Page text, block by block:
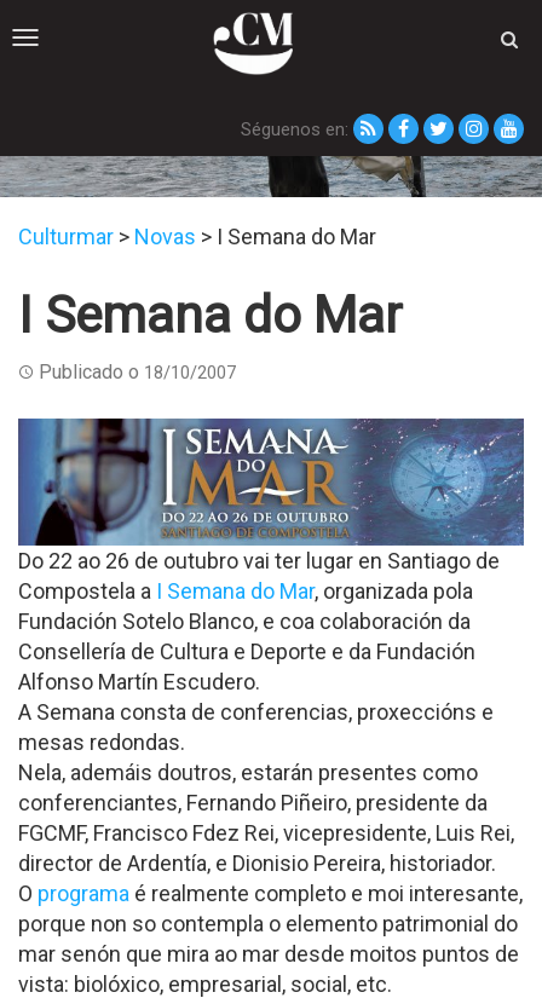
Toggle
Séguenos en:
Novas
Culturmar > Novas > I Semana do Mar
I Semana do Mar
Publicado o 18/10/2007
Do 22 ao 26 de outubro vai ter lugar en Santiago de
Compostela a I Semana do Mar, organizada pola
Fundación Sotelo Blanco, e coa colaboración da
Consellería de Cultura e Deporte e da Fundación
Alfonso Martín Escudero.
A Semana consta de conferencias, proxeccións e
mesas redondas.
Nela, ademáis doutros, estarán presentes como
conferenciantes, Fernando Piñeiro, presidente da
FGCMF, Francisco Fdez Rei, vicepresidente, Luis Rei,
director de Ardentía, e Dionisio Pereira, historiador.
O programa é realmente completo e moi interesante,
porque non so contempla o elemento patrimonial do
mar senón que mira ao mar desde moitos puntos de
vista: biolóxico, empresarial, social, etc.